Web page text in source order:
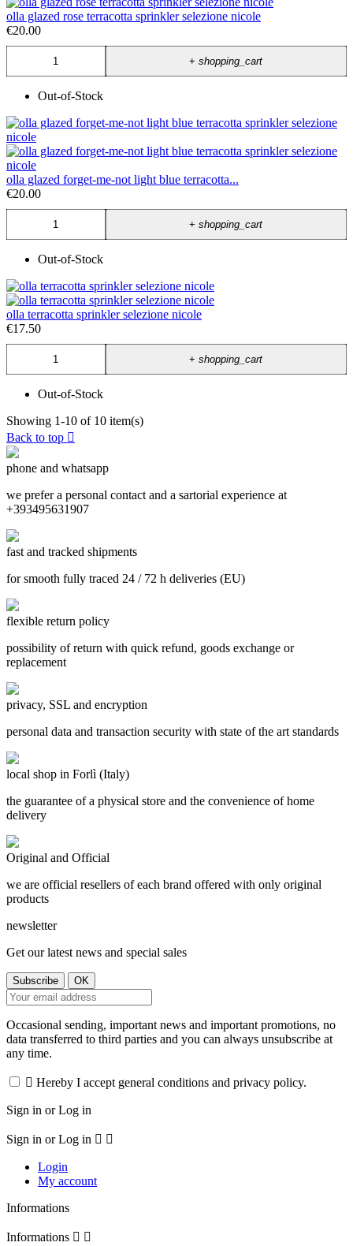
olla glazed rose terracotta sprinkler selezione nicole
€20.00
+shopping_cart
Out-of-Stock
olla glazed forget-me-not light blue terracotta...
€20.00
+shopping_cart
Out-of-Stock
olla terracotta sprinkler selezione nicole
€17.50
+shopping_cart
Out-of-Stock
Showing 1-10 of 10 item(s)
Back to top 
phone and whatsapp
we prefer a personal contact and a sartorial experience at
+393495631907
fast and tracked shipments
for smooth fully traced 24 / 72 h deliveries (EU)
flexible return policy
possibility of return with quick refund, goods exchange or
replacement
privacy, SSL and encryption
personal data and transaction security with state of the art standards
local shop in Forlì (Italy)
the guarantee of a physical store and the convenience of home
delivery
Original and Official
we are official resellers of each brand offered with only original
products
newsletter
Get our latest news and special sales
Occasional sending, important news and important promotions, no
data transferred to third parties and you can always unsubscribe at
any time.
 Hereby I accept general conditions and privacy policy.
Sign in or Log in
Sign in or Log in  
Login
My account
Informations
Informations  